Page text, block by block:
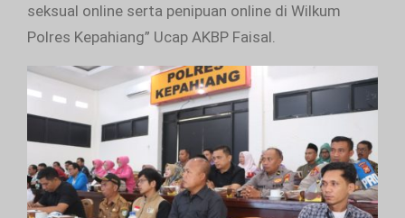
seksual online serta penipuan online di Wilkum
Polres Kepahiang” Ucap AKBP Faisal.